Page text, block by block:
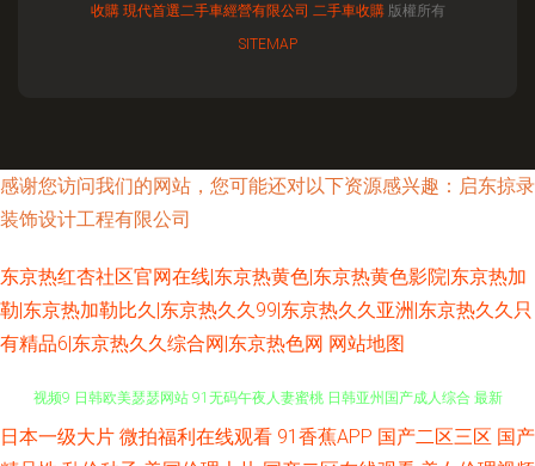
收購 現代首選二手車經營有限公司 二手車收購版權所有
SITEMAP
感谢您访问我们的网站，您可能还对以下资源感兴趣：启东掠录
装饰设计工程有限公司
东京热红杏社区官网在线|东京热黄色|东京热黄色影院|东京热加
勒|东京热加勒比久|东京热久久99|东京热久久亚洲|东京热久久只
有精品6|东京热久久综合网|东京热色网 网站地图
影音先锋日韩资源 超碰在线操91 91传媒在线官网 超碰导航瑟瑟 九操大香蕉
日本一级大片 微拍福利在线观看 91香蕉APP 国产二区三区 国产